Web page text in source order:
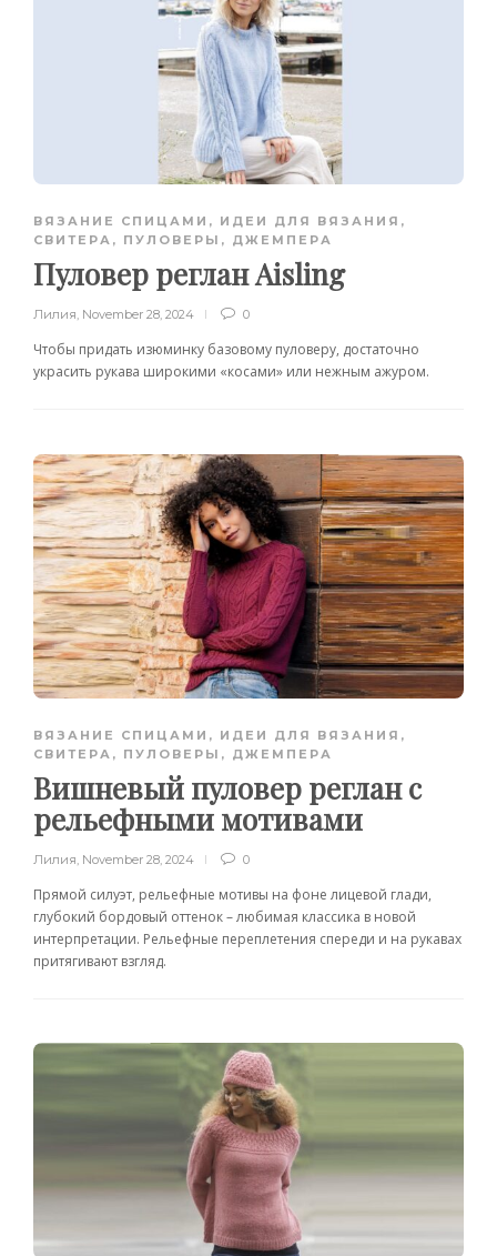
ВЯЗАНИЕ СПИЦАМИ , ИДЕИ ДЛЯ ВЯЗАНИЯ ,
СВИТЕРА, ПУЛОВЕРЫ, ДЖЕМПЕРА
Пуловер реглан Aisling
Лилия November 28, 2024 0
Чтобы придать изюминку базовому пуловеру, достаточно
украсить рукава широкими «косами» или нежным ажуром.
ВЯЗАНИЕ СПИЦАМИ , ИДЕИ ДЛЯ ВЯЗАНИЯ ,
СВИТЕРА, ПУЛОВЕРЫ, ДЖЕМПЕРА
Вишневый пуловер реглан с
рельефными мотивами
Лилия November 28, 2024 0
Прямой силуэт, рельефные мотивы на фоне лицевой глади,
глубокий бордовый оттенок – любимая классика в новой
интерпретации. Рельефные переплетения спереди и на рукавах
притягивают взгляд.